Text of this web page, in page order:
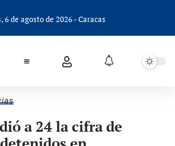
6 de agosto de 2026 - Caracas
a 24 la cifra de